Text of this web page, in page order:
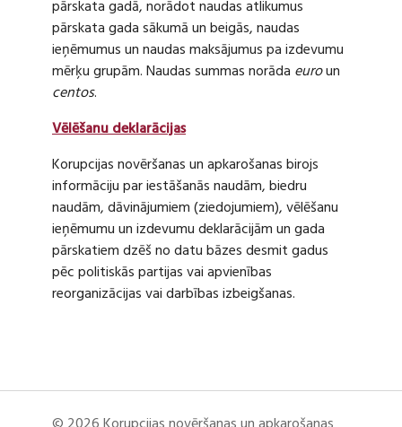
pārskata gadā, norādot naudas atlikumus
pārskata gada sākumā un beigās, naudas
ieņēmumus un naudas maksājumus pa izdevumu
mērķu grupām. Naudas summas norāda euroun
centos.
Vēlēšanu deklarācijas
Korupcijas novēršanas un apkarošanas birojs
informāciju par iestāšanās naudām, biedru
naudām, dāvinājumiem (ziedojumiem), vēlēšanu
ieņēmumu un izdevumu deklarācijām un gada
pārskatiem dzēš no datu bāzes desmit gadus
pēc politiskās partijas vai apvienības
reorganizācijas vai darbības izbeigšanas.